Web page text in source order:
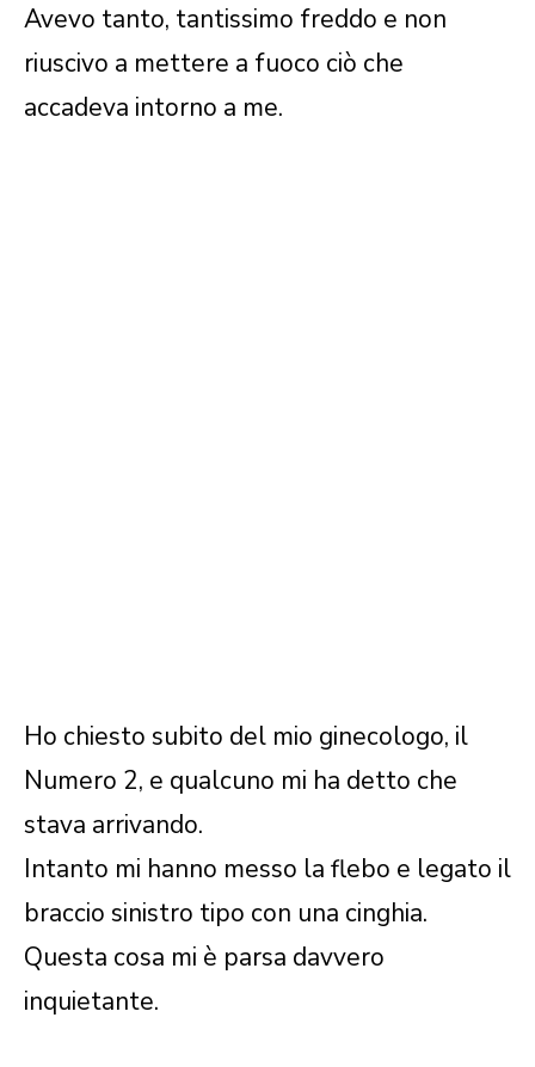
Avevo tanto, tantissimo freddo e non
riuscivo a mettere a fuoco ciò che
accadeva intorno a me.
Ho chiesto subito del mio ginecologo, il
Numero 2, e qualcuno mi ha detto che
stava arrivando.
Intanto mi hanno messo la flebo e legato il
braccio sinistro tipo con una cinghia.
Questa cosa mi è parsa davvero
inquietante.